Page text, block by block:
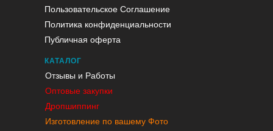
Пользовательское Соглашение
Политика конфиденциальности
Публичная оферта
КАТАЛОГ
Отзывы и Работы
Оптовые закупки
Дропшиппинг
Изготовление по вашему Фото